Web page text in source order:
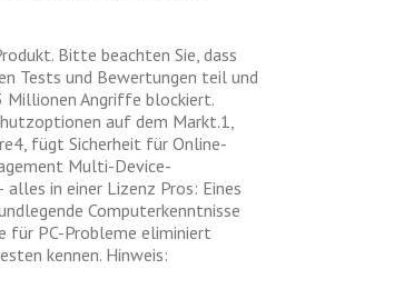
Bitte beachten Sie, dass
Tests und Bewertungen teil und
Millionen Angriffe blockiert.
auf dem Markt.1,
fügt Sicherheit für Online-
Multi-Device-
in einer Lizenz Pros: Eines
Computerkenntnisse
für PC-Probleme eliminiert
kennen. Hinweis: